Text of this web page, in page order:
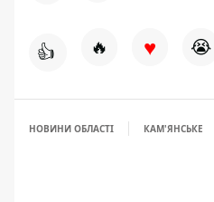
👍 🔥 ♥ 😭
НОВИНИ ОБЛАСТІ КАМ'ЯНСЬКЕ